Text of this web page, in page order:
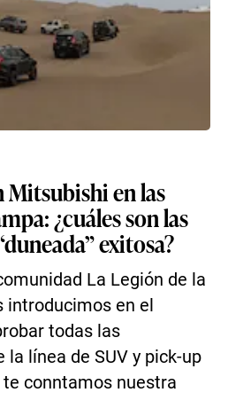
Mitsubishi en las
¿cuáles son las
exitosa?
La Legión de la
introducimos en el
todas las
la línea de SUV y pick-up
conntamos nuestra